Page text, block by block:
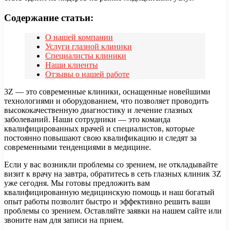
Содержание статьи:
О нашей компании
Услуги глазной клиники
Специалисты клиники
Наши клиенты
Отзывы о нашей работе
3Z — это современные клиники, оснащенные новейшими
технологиями и оборудованием, что позволяет проводить
высококачественную диагностику и лечение глазных
заболеваний. Наши сотрудники — это команда
квалифицированных врачей и специалистов, которые
постоянно повышают свою квалификацию и следят за
современными тенденциями в медицине.
Если у вас возникли проблемы со зрением, не откладывайте
визит к врачу на завтра, обратитесь в сеть глазных клиник 3Z
уже сегодня. Мы готовы предложить вам
квалифицированную медицинскую помощь и наш богатый
опыт работы позволит быстро и эффективно решить ваши
проблемы со зрением. Оставляйте заявки на нашем сайте или
звоните нам для записи на прием.